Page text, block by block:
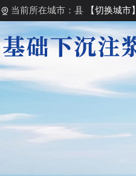
当前所在城市：县 【切换城市】